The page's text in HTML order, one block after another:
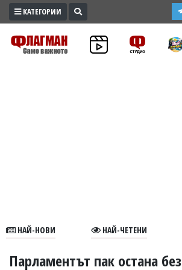
ПРОМО
ЗОНА
В
КАТЕГОРИИ
НАЙ-НОВИ НАЙ-ЧЕТЕНИ
Парламентът пак остана без